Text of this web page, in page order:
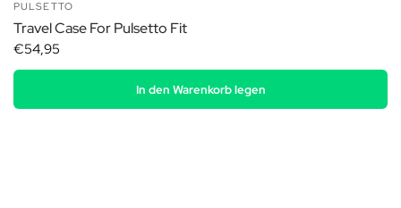
PULSETTO
Travel Case For Pulsetto Fit
€54,95
In den Warenkorb legen